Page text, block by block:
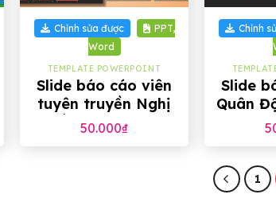
Chỉnh sửa được
PPT,
Word
TEMPLATE POWERPOINT
Slide báo cáo viên
tuyên truyền Nghị
quyết Đại hội 14 của
50.000₫
Chỉnh
Slide
Quân
Việt
1